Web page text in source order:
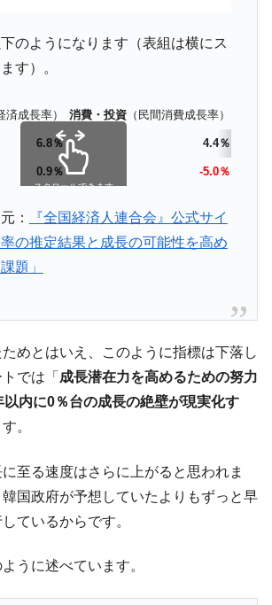
国だけが鉄鋼輸出を異常増加させる ⇒ 中
を蝕む。
製造業「半導体絶好調」のウラで他業
米韓激突案件】韓国消費者院が『クーパ
10万ウォンを認定 ⇒ 総額3兆7,000億
国で猛暑。南東部では干ばつ
国型イージス搭載の次世代駆逐艦
2032年竣工と公示
日本円】ウォン安が急進！ 日米の協調
みしたのでは。
車は売れている。6カ月で対前年同期比
米国大使スティールが着韓！⇒ さっそ
出て行け！」「極右勢力」のプラカー
米勢力」
政府「2035年までに18.4GW規模のAIデ
ルガン「韓国レバレッジETFの清算は
『国民年金公団』株価暴落で200兆蒸
政府「ニセＫ-ブランドを通報しようキ
のようになります（表組は横にス
す）。
済成長率） 消費・投資（民間消費成長率）
6.8％ 4.4％
0.9％ -5.0％
スクロールできます
：
『全国経済人連合会』公式サイ
率の推定結果と成長の可能性を高め
題」
めとはいえ、このように指標は下落し
では「 成長潜在力を高めるための努力
内に0％台の成長の絶壁が現実化す
。
至る速度はさらに上がると思われま
国政府が予想していたよりもずっと早
ているからです。
うに述べています。